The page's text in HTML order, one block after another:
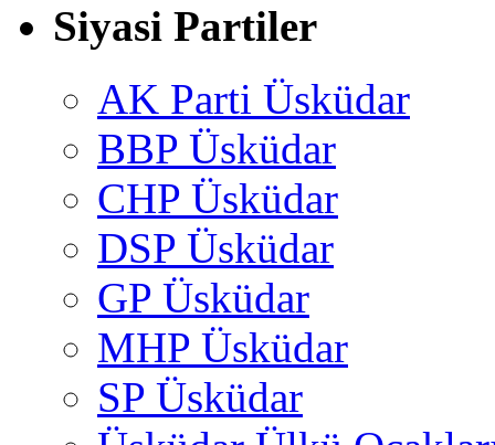
Siyasi Partiler
AK Parti Üsküdar
BBP Üsküdar
CHP Üsküdar
DSP Üsküdar
GP Üsküdar
MHP Üsküdar
SP Üsküdar